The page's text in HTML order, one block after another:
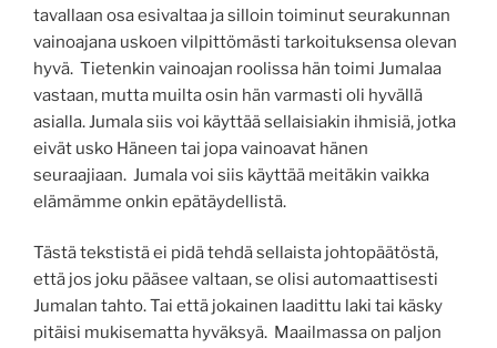
tavallaan osa esivaltaa ja silloin toiminut seurakunnan
vainoajana uskoen vilpittömästi tarkoituksensa olevan
hyvä. Tietenkin vainoajan roolissa hän toimi Jumalaa
vastaan, mutta muilta osin hän varmasti oli hyvällä
asialla. Jumala siis voi käyttää sellaisiakin ihmisiä, jotka
eivät usko Häneen tai jopa vainoavat hänen
seuraajiaan. Jumala voi siis käyttää meitäkin vaikka
elämämme onkin epätäydellistä.
Tästä tekstistä ei pidä tehdä sellaista johtopäätöstä,
että jos joku pääsee valtaan, se olisi automaattisesti
Jumalan tahto. Tai että jokainen laadittu laki tai käsky
pitäisi mukisematta hyväksyä. Maailmassa on paljon